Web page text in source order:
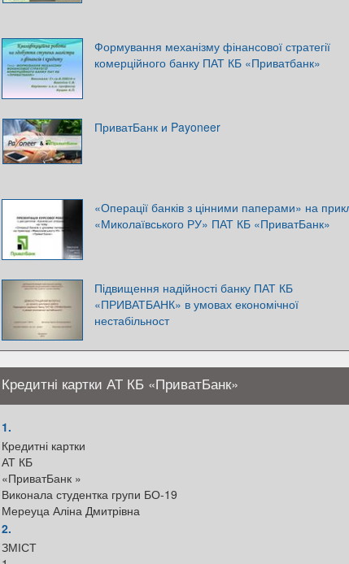
Формування механізму фінансової стратегії
комерційного банку ПАТ КБ «Приватбанк»
ПриватБанк и Payoneer
«Операції банків з цінними паперами» на
«Миколаївського РУ» ПАТ КБ «ПриватБанк»
Підвищення надійності банку ПАТ КБ
«ПРИВАТБАНК» в умовах економічної
нестабільност
Кредитні картки АТ КБ «ПриватБанк»
1.
Кредитні картки
АТ КБ
«ПриватБанк »
Виконала студентка групи БО-19
Мереуца Аліна Дмитрівна
2.
ЗМІСТ